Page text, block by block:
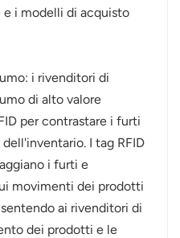
e i modelli di acquisto
i rivenditori di
di alto valore
per contrastare i furti
I tag RFID
i furti e
movimenti dei prodotti
ai rivenditori di
dei prodotti e le